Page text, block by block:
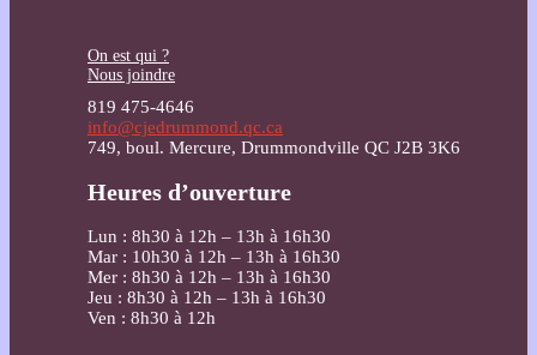
On est qui ?
Nous joindre
819 475-4646
info@cjedrummond.qc.ca
749, boul. Mercure, Drummondville QC J2B 3K6
Heures d’ouverture
Lun : 8h30 à 12h – 13h à 16h30
Mar : 10h30 à 12h – 13h à 16h30
Mer : 8h30 à 12h – 13h à 16h30
Jeu : 8h30 à 12h – 13h à 16h30
Ven : 8h30 à 12h